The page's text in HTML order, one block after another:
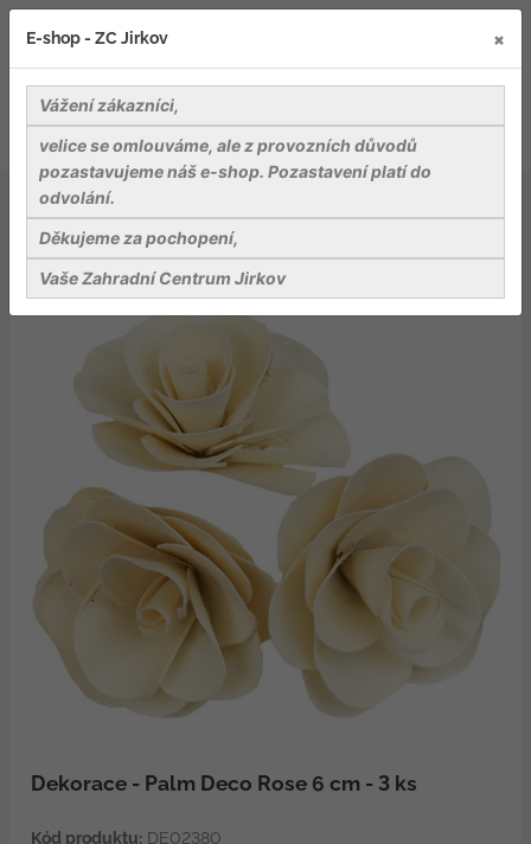
Dekorace a dekorační materiály
Dekorace - Palm Deco Rose 6 cm - 3 ks
Dekorace - Palm Deco Rose 6 cm - 3 ks
Kód produktu:DE02380
E-shop - ZC Jirkov ×
Vážení zákazníci,
velice se omlouváme, ale z provozních důvodů
pozastavujeme náš e-shop. Pozastavení platí do
odvolání.
Děkujeme za pochopení,
Vaše Zahradní Centrum Jirkov